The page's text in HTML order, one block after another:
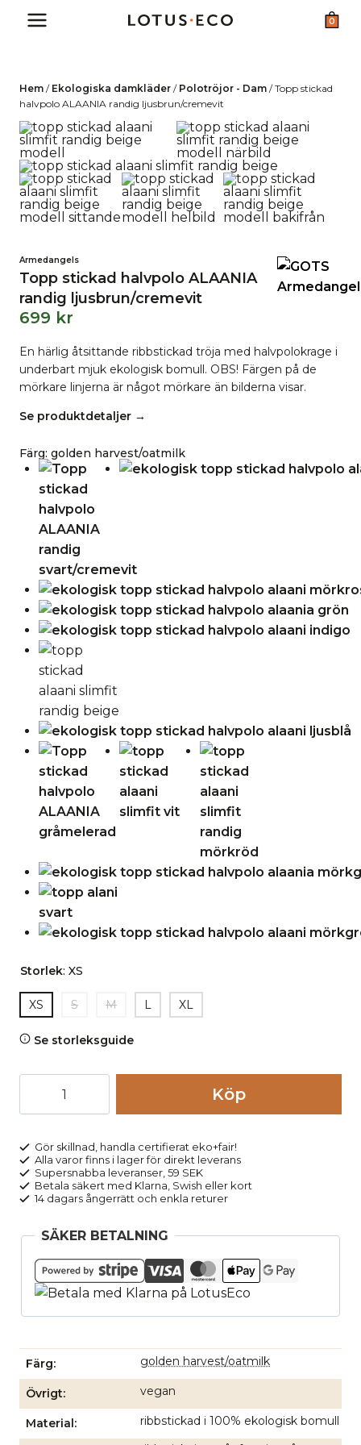
0
Hem / Ekologiska damkläder / Polotröjor - Dam /Topp stickad
halvpolo ALAANIA randig ljusbrun/cremevit
Armedangels
Topp stickad halvpolo ALAANIA
randig ljusbrun/cremevit
699 kr
En härlig åtsittande ribbstickad tröja med halvpolokrage i
underbart mjuk ekologisk bomull. OBS! Färgen på de
mörkare linjerna är något mörkare än bilderna visar.
Se produktdetaljer →
Färg: golden harvest/oatmilk
Storlek: XS
XS S M L XL
Se storleksguide
stickad
ALAANIA
randig
ljusbrun/cremevit
mängd
Köp
Gör skillnad, handla certifierat eko+fair!
Alla varor finns i lager för direkt leverans
Supersnabba leveranser, 59 SEK
Betala säkert med Klarna, Swish eller kort
14 dagars ångerrätt och enkla returer
SÄKER BETALNING
Färg golden harvest/oatmilk
Övrigt vegan
Material
ribbstickad i 100% ekologisk bomull